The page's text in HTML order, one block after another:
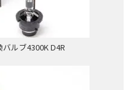
ルブ4300K D4R